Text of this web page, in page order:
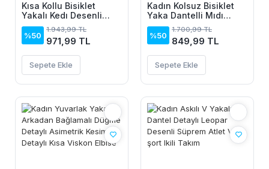
Kısa Kollu Bisiklet
Yakalı Kedı Desenli
Midi Vıskon Elbise
%50
1.943,99 TL
971,99 TL
Sepete Ekle
Kadın Kolsuz Bisiklet
Yaka Dantelli Mıdı
Janjan Krep Elbise
%50
1.700,99 TL
849,99 TL
Sepete Ekle